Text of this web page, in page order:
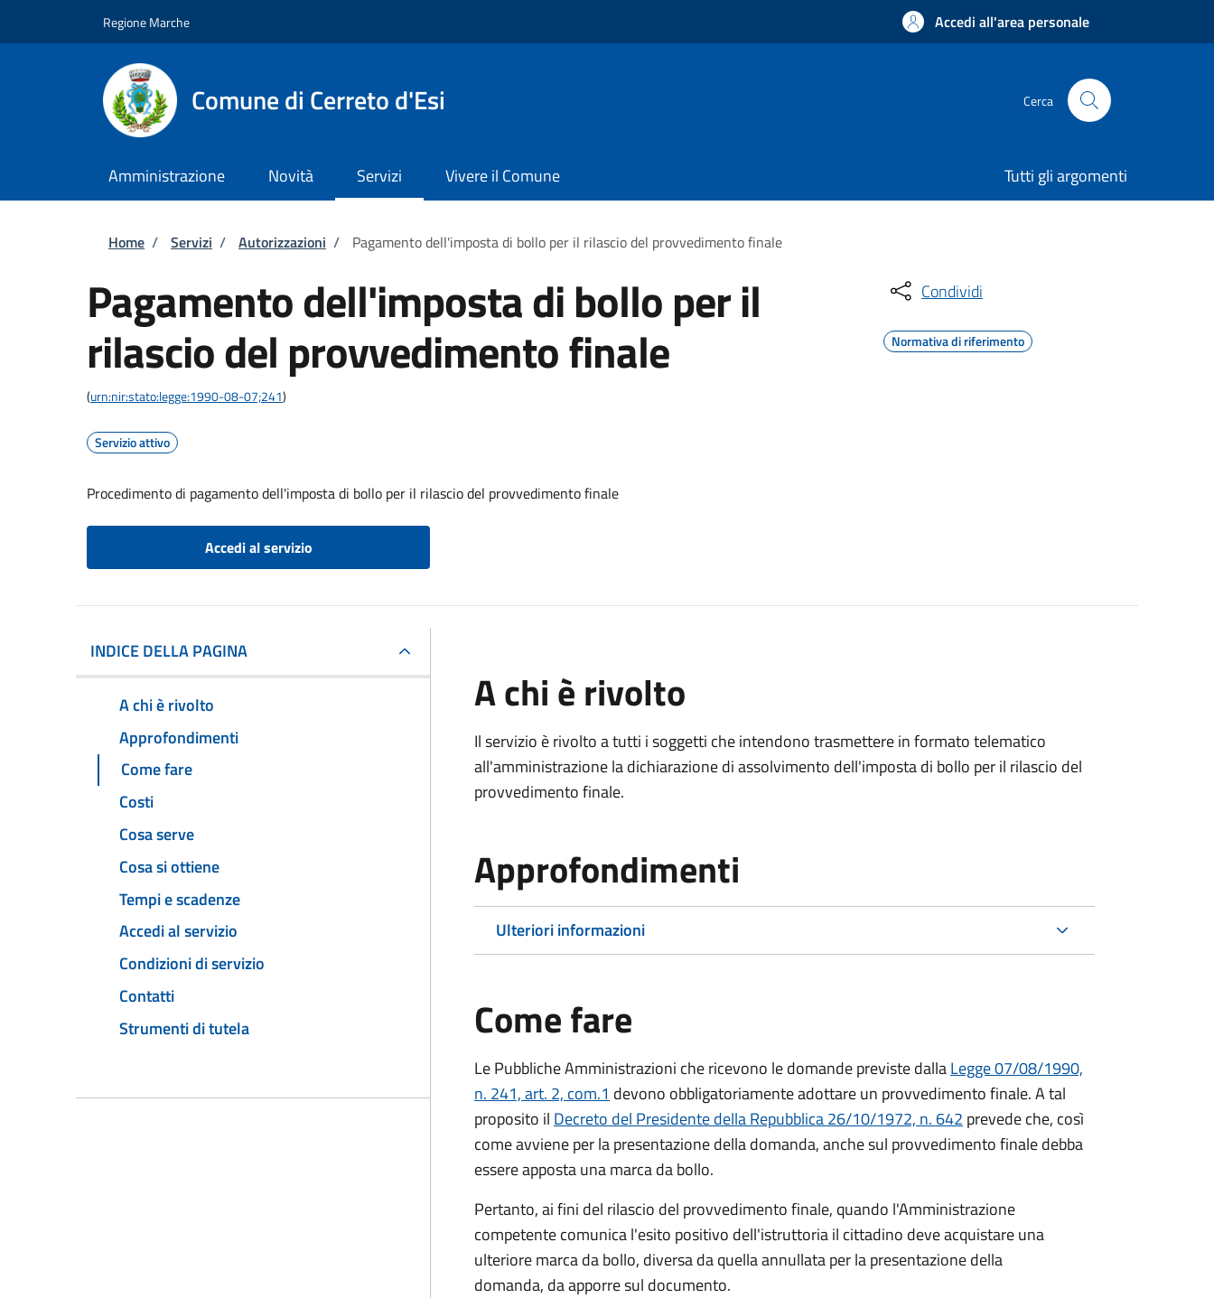
Regione Marche Accedi all'area personale
Comune di Cerreto d'Esi Cerca
Amministrazione Novità Servizi Vivere il Comune Tutti gli argomenti
Briciole di pane
Home / Servizi / Autorizzazioni / Pagamento dell'imposta di bollo per il rilascio del provvedimento finale
Pagamento dell'imposta di bollo per il
rilascio del provvedimento finale
(urn:nir:stato:legge:1990-08-07;241)
Servizio attivo
Procedimento di pagamento dell'imposta di bollo per il rilascio del provvedimento finale
Accedi al servizio
Condividi
Normativa di riferimento
INDICE DELLA PAGINA
A chi è rivolto
Approfondimenti
Come fare
Costi
Cosa serve
Cosa si ottiene
Tempi e scadenze
Accedi al servizio
Condizioni di servizio
Contatti
Strumenti di tutela
A chi è rivolto
Il servizio è rivolto a tutti i soggetti che intendono trasmettere in formato telematico
all'amministrazione la dichiarazione di assolvimento dell'imposta di bollo per il rilascio del
provvedimento finale.
Approfondimenti
Ulteriori informazioni
Come fare
Le Pubbliche Amministrazioni che ricevono le domande previste dallaLegge 07/08/1990,
n. 241, art. 2, com.1 devono obbligatoriamente adottare un provvedimento finale. A tal
proposito il Decreto del Presidente della Repubblica 26/10/1972, n. 642 prevede che, così
come avviene per la presentazione della domanda, anche sul provvedimento finale debba
essere apposta una marca da bollo.
Pertanto, ai fini del rilascio del provvedimento finale, quando l'Amministrazione
competente comunica l'esito positivo dell'istruttoria il cittadino deve acquistare una
ulteriore marca da bollo, diversa da quella annullata per la presentazione della
domanda, da apporre sul documento.